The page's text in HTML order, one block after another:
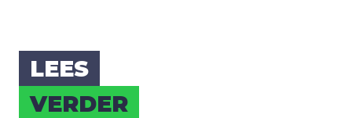
LEES
VER­DER